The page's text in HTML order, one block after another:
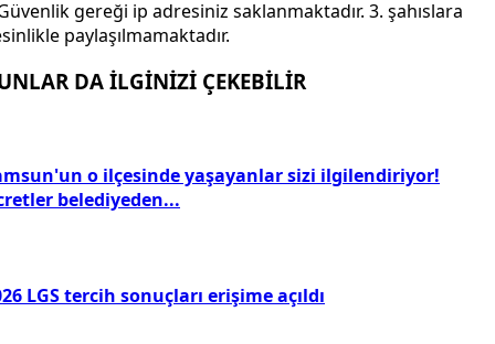
gereği ip adresiniz saklanmaktadır. 3. şahıslara
paylaşılmamaktadır.
DA İLGİNİZİ ÇEKEBİLİR
o ilçesinde yaşayanlar sizi ilgilendiriyor!
belediyeden...
LGS tercih sonuçları erişime açıldı